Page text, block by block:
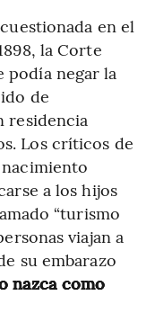
en el
la Corte
podía negar la
de
residencia
Los críticos de
a los hijos
“turismo
viajan a
su embarazo
nazca como